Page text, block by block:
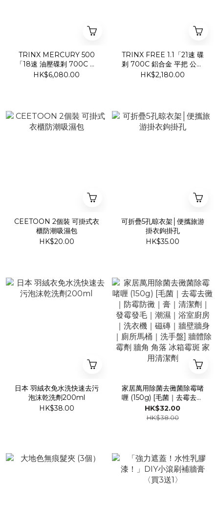
TRINX MERCURY 500
「18速 油壓碟剎 700C 鋁
架碳叉 公路車」│原裝香港
HK$6,080.00
TRINX FREE 1.1「21速 碟
剎 700C 鋁合金 平把 公路
車」│原裝香港行貨 10年保
HK$2,180.00
CEETOON 2個裝 可掛式衣
櫃防潮吸濕包
HK$20.00
可折疊5孔晾衣架│便攜旅游
掛衣鉤掛孔
HK$35.00
日本 羽絨衣免水洗快速去污
泡沫乾洗劑200ml
HK$38.00
家居萬用除菌去黴菌除霉啫
喱 (150g) [毛菌｜去霉去黴
｜防霉防黴｜膏｜清潔劑｜
發霉發毛｜潮濕｜浴室廚房
用清潔劑
HK$32.00
HK$38.00